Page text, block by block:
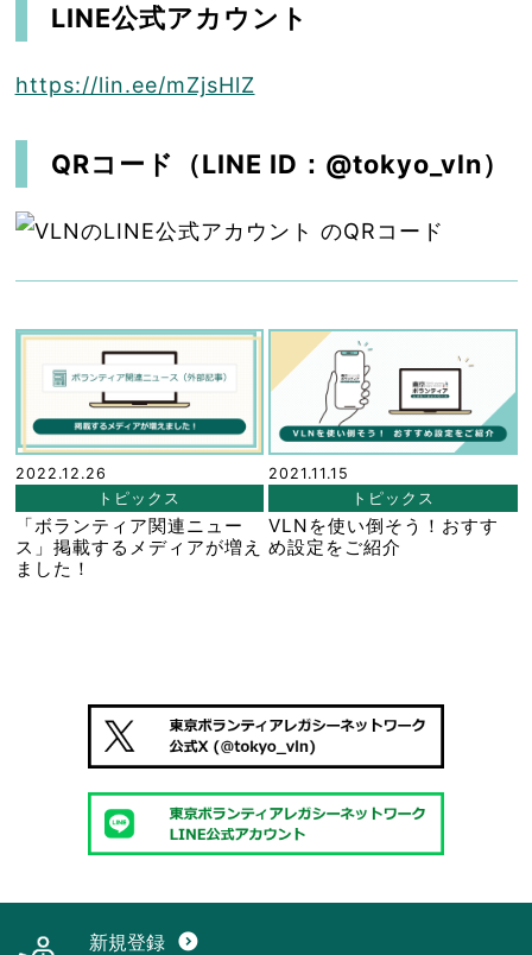
LINE公式アカウント
https://lin.ee/mZjsHlZ
QRコード（LINE ID：@tokyo_vln）
2022.12.26
トピックス
「ボランティア関連ニュー
ス」掲載するメディアが増え
ました！
2021.11.15
トピックス
VLNを使い倒そう！おすす
め設定をご紹介
新規登録 expand_circle_down